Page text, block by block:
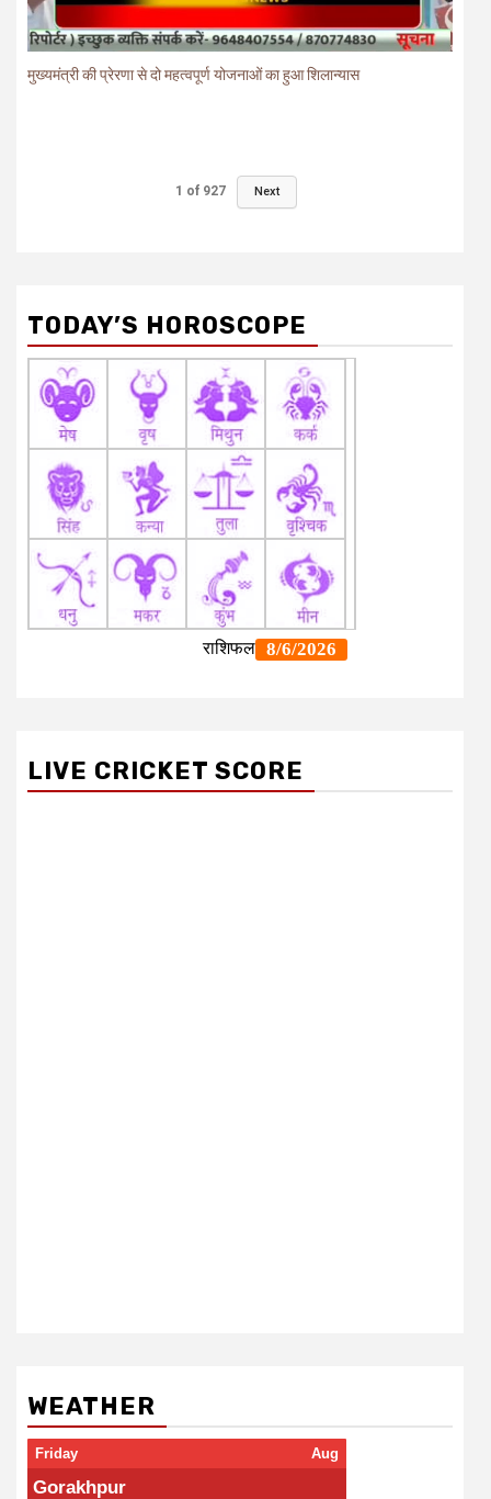
मुख्यमंत्री की प्रेरणा से दो महत्वपूर्ण योजनाओं का हुआ शिलान्यास
1 of 927 Next
TODAY’S HOROSCOPE
LIVE CRICKET SCORE
WEATHER
Friday Aug
Gorakhpur